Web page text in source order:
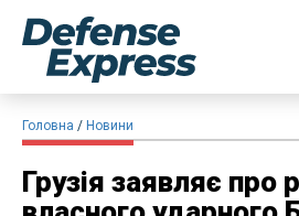
Головна Новини
Грузія заявляє про